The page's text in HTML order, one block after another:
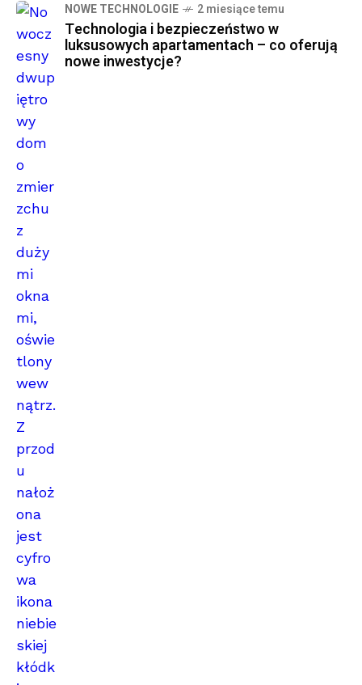
NOWE TECHNOLOGIE 2 miesiące temu
Technologia i bezpieczeństwo w
luksusowych apartamentach – co oferują
nowe inwestycje?